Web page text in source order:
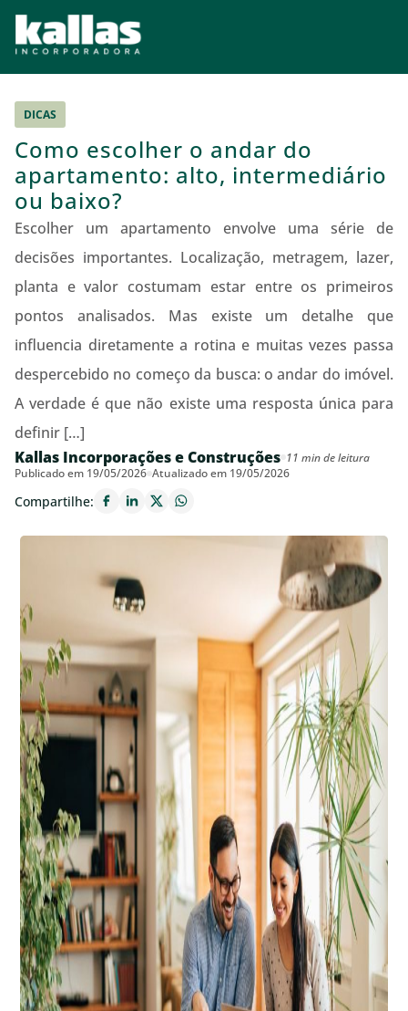
DICAS
Como escolher o andar do
apartamento: alto, intermediário
ou baixo?
Escolher um apartamento envolve uma série de
decisões importantes. Localização, metragem, lazer,
planta e valor costumam estar entre os primeiros
pontos analisados. Mas existe um detalhe que
influencia diretamente a rotina e muitas vezes passa
despercebido no começo da busca: o andar do imóvel.
A verdade é que não existe uma resposta única para
definir […]
Kallas Incorporações e Construções 11 min de leitura
Publicado em 19/05/2026 Atualizado em 19/05/2026
Compartilhe: